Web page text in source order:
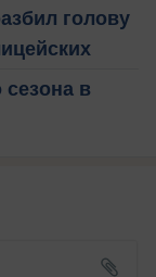
голову
в